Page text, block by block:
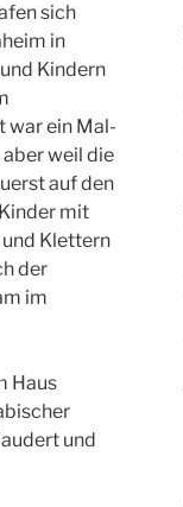
sich
in
Kindern
war ein Mal-
weil die
auf den
mit
Klettern
der
im
Haus
und